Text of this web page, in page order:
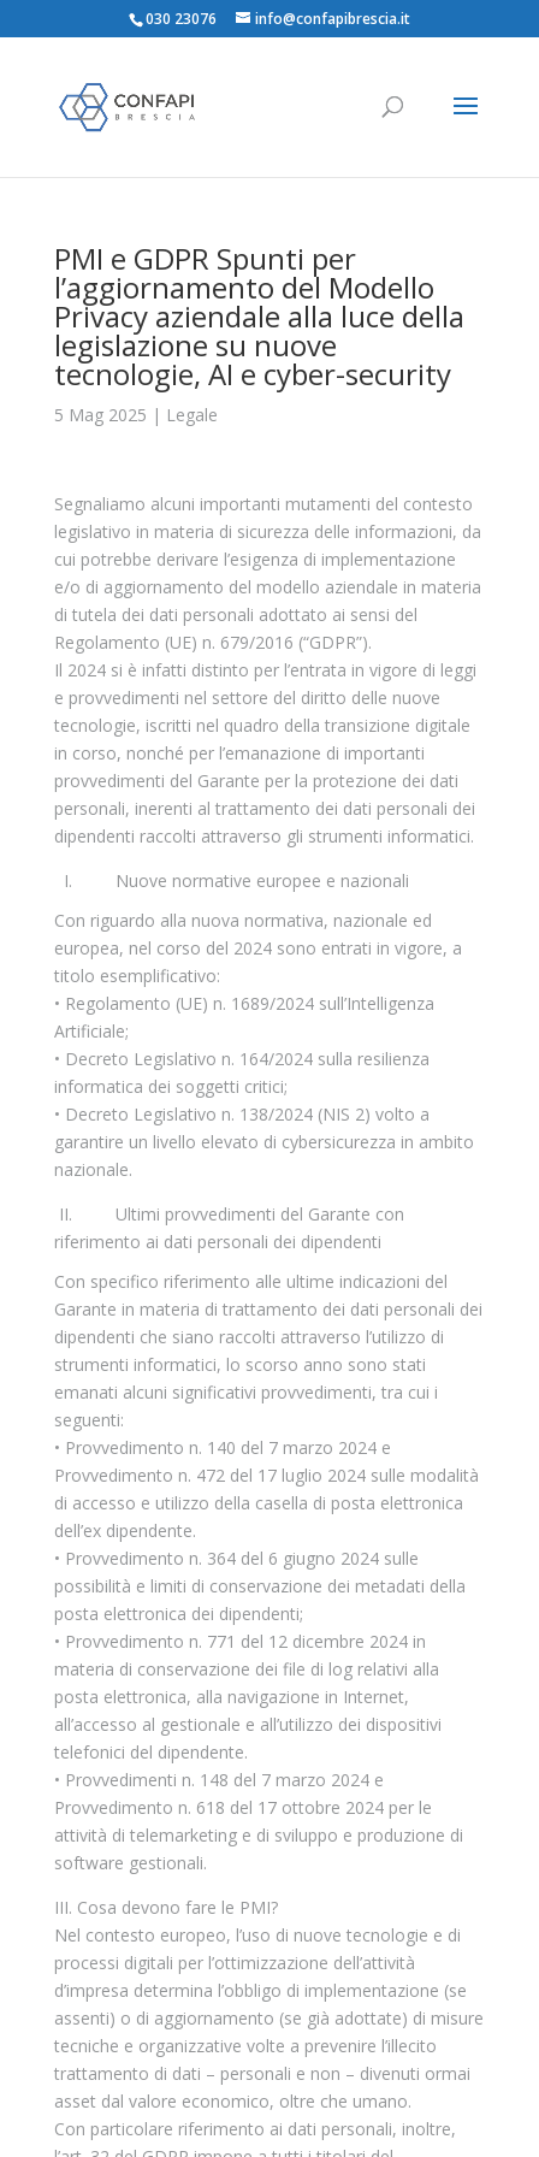
030 23076 info@confapibrescia.it
PMI e GDPR Spunti per
l’aggiornamento del Modello
Privacy aziendale alla luce della
legislazione su nuove
tecnologie, AI e cyber-security
5 Mag 2025 | Legale
Segnaliamo alcuni importanti mutamenti del contesto
legislativo in materia di sicurezza delle informazioni, da
cui potrebbe derivare l’esigenza di implementazione
e/o di aggiornamento del modello aziendale in materia
di tutela dei dati personali adottato ai sensi del
Regolamento (UE) n. 679/2016 (“GDPR”).
Il 2024 si è infatti distinto per l’entrata in vigore di leggi
e provvedimenti nel settore del diritto delle nuove
tecnologie, iscritti nel quadro della transizione digitale
in corso, nonché per l’emanazione di importanti
provvedimenti del Garante per la protezione dei dati
personali, inerenti al trattamento dei dati personali dei
dipendenti raccolti attraverso gli strumenti informatici.
  I.         Nuove normative europee e nazionali
Con riguardo alla nuova normativa, nazionale ed
europea, nel corso del 2024 sono entrati in vigore, a
titolo esemplificativo:
• Regolamento (UE) n. 1689/2024 sull’Intelligenza
Artificiale;
• Decreto Legislativo n. 164/2024 sulla resilienza
informatica dei soggetti critici;
• Decreto Legislativo n. 138/2024 (NIS 2) volto a
garantire un livello elevato di cybersicurezza in ambito
nazionale.
riferimento ai dati personali dei dipendenti
Con specifico riferimento alle ultime indicazioni del
Garante in materia di trattamento dei dati personali dei
dipendenti che siano raccolti attraverso l’utilizzo di
strumenti informatici, lo scorso anno sono stati
emanati alcuni significativi provvedimenti, tra cui i
seguenti:
• Provvedimento n. 140 del 7 marzo 2024 e
Provvedimento n. 472 del 17 luglio 2024 sulle modalità
di accesso e utilizzo della casella di posta elettronica
dell’ex dipendente.
• Provvedimento n. 364 del 6 giugno 2024 sulle
possibilità e limiti di conservazione dei metadati della
posta elettronica dei dipendenti;
• Provvedimento n. 771 del 12 dicembre 2024 in
materia di conservazione dei file di log relativi alla
posta elettronica, alla navigazione in Internet,
all’accesso al gestionale e all’utilizzo dei dispositivi
telefonici del dipendente.
• Provvedimenti n. 148 del 7 marzo 2024 e
Provvedimento n. 618 del 17 ottobre 2024 per le
attività di telemarketing e di sviluppo e produzione di
software gestionali.
III. Cosa devono fare le PMI?
Nel contesto europeo, l’uso di nuove tecnologie e di
processi digitali per l’ottimizzazione dell’attività
d’impresa determina l’obbligo di implementazione (se
assenti) o di aggiornamento (se già adottate) di misure
tecniche e organizzative volte a prevenire l’illecito
trattamento di dati – personali e non – divenuti ormai
asset dal valore economico, oltre che umano.
Con particolare riferimento ai dati personali, inoltre,